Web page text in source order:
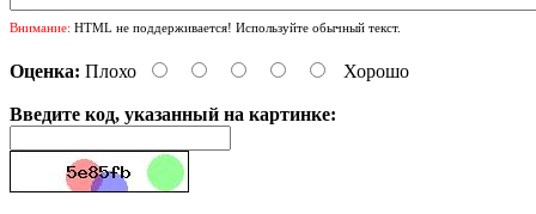
Внимание: HTML не поддерживается! Используйте обычный текст.
Оценка: Плохо Хорошо
Введите код, указанный на картинке: